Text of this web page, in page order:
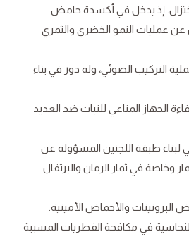
إذ يدخل في أكسدة حامض
عمليات النمو الخضري والثمري
التركيب الضوئي، وله دور في بناء
الجهاز المناعي للنبات ضد العديد
لبناء طبقة اللجنين المسؤولة عن
وخاصة في ثمار الرمان والبرتقال
والأحماض الأمينية.
في مكافحة الفطريات المسببة